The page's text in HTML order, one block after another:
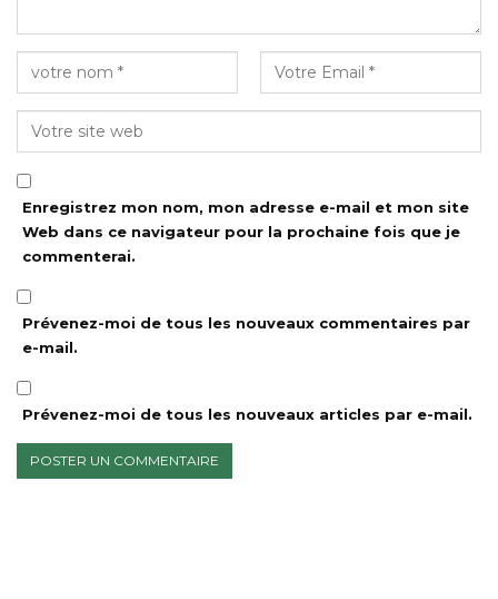
Enregistrez mon nom, mon adresse e-mail et mon site
Web dans ce navigateur pour la prochaine fois que je
commenterai.
Prévenez-moi de tous les nouveaux commentaires par
e-mail.
Prévenez-moi de tous les nouveaux articles par e-mail.